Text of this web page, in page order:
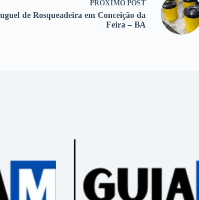
PRÓXIMO POST
de Rosqueadeira em Conceição da
Feira – BA